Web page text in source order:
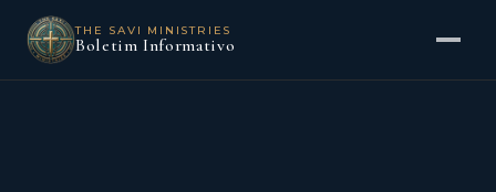
THE SAVI MINISTRIES
Boletim Informativo